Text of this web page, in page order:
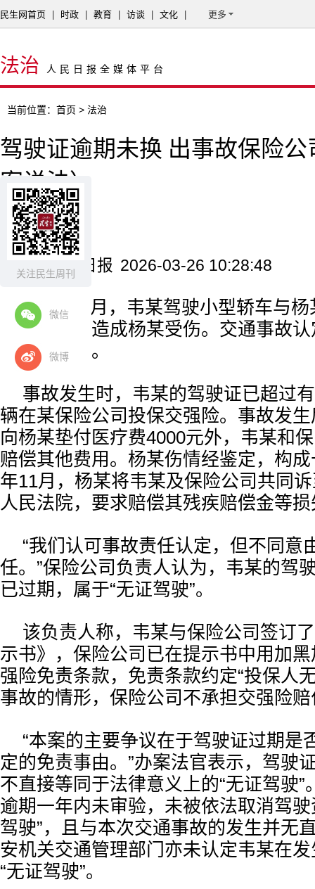
关注民生周刊
微信
微博
民生网首页 时政 教育 访谈 文化 更多
法治 人民日报全媒体平台
当前位置： 首页 > 法治
驾驶证逾期未换 出事故保险
案说法）
亓玉昆
来源：人民日报 2026-03-26 10:28:48
2025年3月，韦某驾驶小型轿车与
发生碰撞，造成杨某受伤。交通事故
担全部责任。
事故发生时，韦某的驾驶证已超过
辆在某保险公司投保交强险。事故发
向杨某垫付医疗费4000元外，韦某和
赔偿其他费用。杨某伤情经鉴定，构
年11月，杨某将韦某及保险公司共同
人民法院，要求赔偿其残疾赔偿金等
“我们认可事故责任认定，但不同意
任。”保险公司负责人认为，韦某的驾
已过期，属于“无证驾驶”。
该负责人称，韦某与保险公司签订
示书》，保险公司已在提示书中用加
强险免责条款，免责条款约定“投保人
事故的情形，保险公司不承担交强险赔
“本案的主要争议在于驾驶证过期是
定的免责事由。”办案法官表示，驾驶
不直接等同于法律意义上的“无证驾驶”
逾期一年内未审验，未被依法取消驾驶
驾驶”，且与本次交通事故的发生并无
安机关交通管理部门亦未认定韦某在
“无证驾驶”。